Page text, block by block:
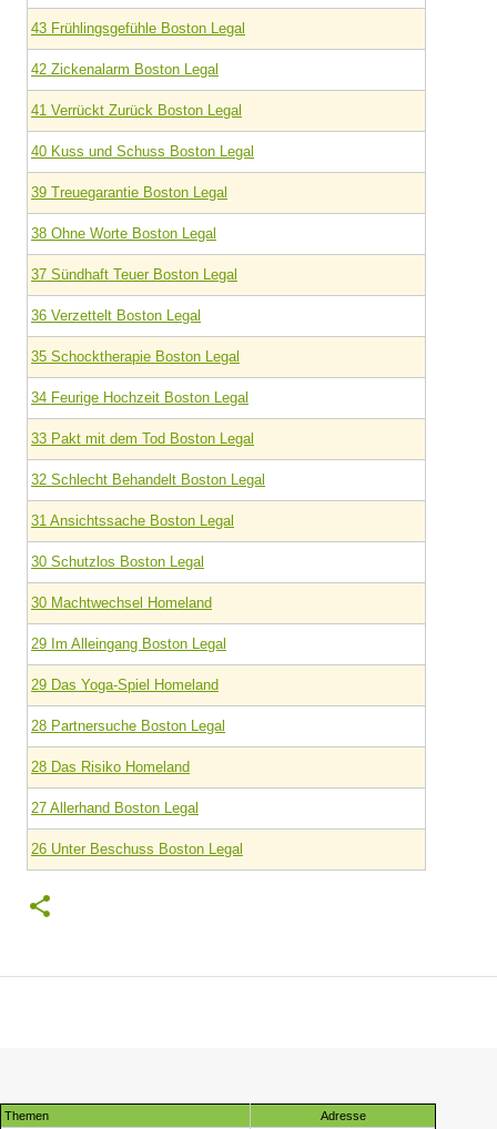
43 Frühlingsgefühle Boston Legal
42 Zickenalarm Boston Legal
41 Verrückt Zurück Boston Legal
40 Kuss und Schuss Boston Legal
39 Treuegarantie Boston Legal
38 Ohne Worte Boston Legal
37 Sündhaft Teuer Boston Legal
36 Verzettelt Boston Legal
35 Schocktherapie Boston Legal
34 Feurige Hochzeit Boston Legal
33 Pakt mit dem Tod Boston Legal
32 Schlecht Behandelt Boston Legal
31 Ansichtssache Boston Legal
30 Schutzlos Boston Legal
30 Machtwechsel Homeland
29 Im Alleingang Boston Legal
29 Das Yoga-Spiel Homeland
28 Partnersuche Boston Legal
28 Das Risiko Homeland
27 Allerhand Boston Legal
26 Unter Beschuss Boston Legal
Themen Adresse